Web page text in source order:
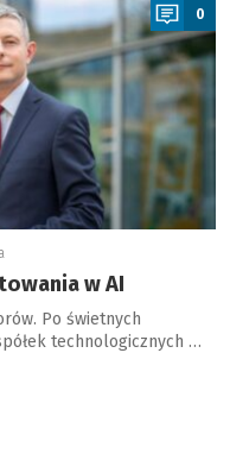
0
w AI
Po świetnych
technologicznych …